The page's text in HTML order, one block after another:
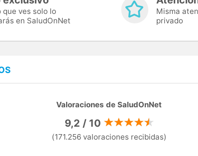
que ves solo lo
en SaludOnNet
Misma
privado
Valoraciones de SaludOnNet
9,2 / 10
(171.256 valoraciones recibidas)